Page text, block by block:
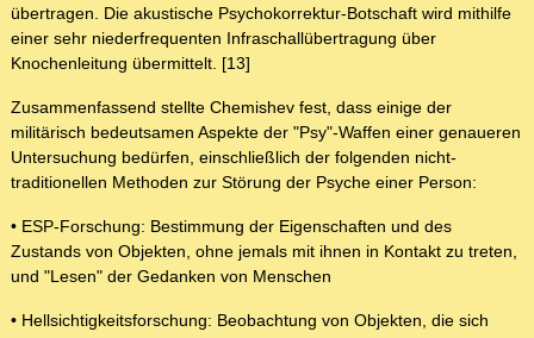
übertragen. Die akustische Psychokorrektur-Botschaft wird mithilfe
einer sehr niederfrequenten Infraschallübertragung über
Knochenleitung übermittelt. [13]
Zusammenfassend stellte Chemishev fest, dass einige der
militärisch bedeutsamen Aspekte der "Psy"-Waffen einer genaueren
Untersuchung bedürfen, einschließlich der folgenden nicht-
traditionellen Methoden zur Störung der Psyche einer Person:
• ESP-Forschung: Bestimmung der Eigenschaften und des
Zustands von Objekten, ohne jemals mit ihnen in Kontakt zu treten,
und "Lesen" der Gedanken von Menschen
• Hellsichtigkeitsforschung: Beobachtung von Objekten, die sich